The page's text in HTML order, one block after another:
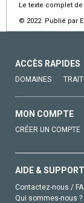
Le texte complet
© 2022 Publié par
ACCÈS RAPIDES
DOMAINES
MON COMPTE
CRÉER UN COMPTE
AIDE & SUPPORT
Contactez-nous /
Qui sommes-nous ?